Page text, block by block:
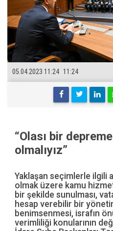
11:24
05.04.2023 11:24
“Olası bir
olmalıyız”
Yaklaşan seçimlerle ilgili
olmak üzere kamu
bir şekilde sunulması,
hesap verebilir bir
benimsenmesi, israfın
verimliliği konularının